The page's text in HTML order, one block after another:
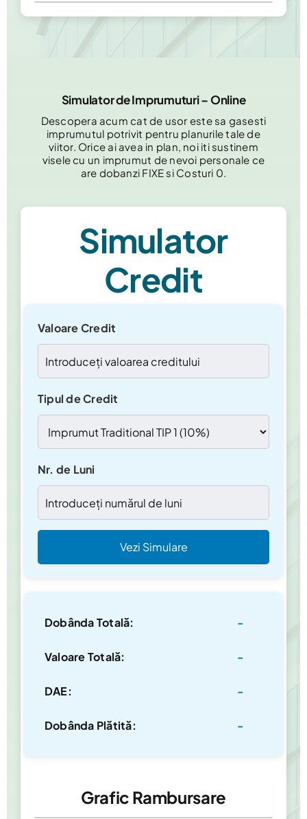
Simulator de Imprumuturi – Online
Descopera acum cat de usor este sa gasesti
imprumutul potrivit pentru planurile tale de
viitor. Orice ai avea in plan, noi iti sustinem
visele cu un imprumut de nevoi personale ce
are dobanzi FIXE si Costuri 0.
Simulator
Credit
Valoare Credit
Tipul de Credit
Nr. de Luni
Vezi Simulare
Dobânda Totală: -
Valoare Totală: -
DAE: -
Dobânda Plătită: -
Grafic Rambursare